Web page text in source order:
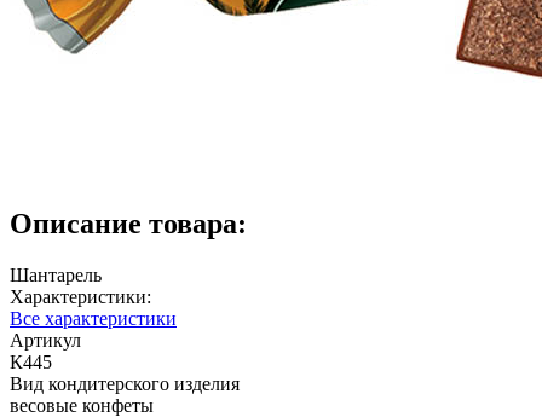
Описание товара:
Шантарель
Характеристики:
Все характеристики
Артикул
К445
Вид кондитерского изделия
весовые конфеты